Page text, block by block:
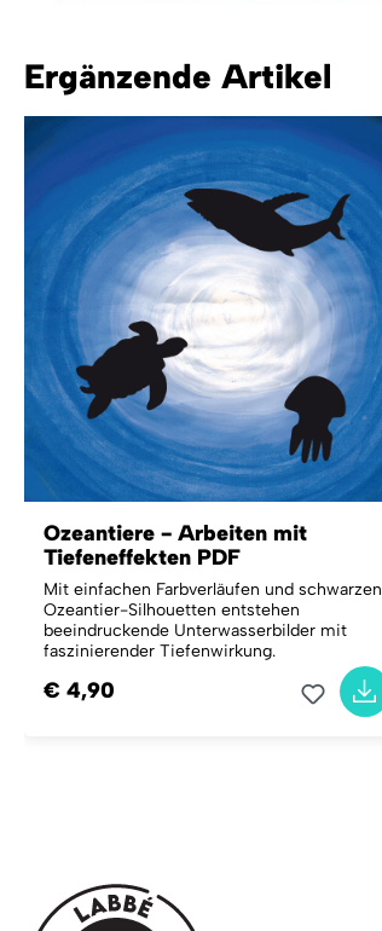
Ergänzende Artikel
Ozeantiere - Arbeiten mit
Tiefeneffekten PDF
Mit einfachen Farbverläufen und schwarzen
Ozeantier-Silhouetten entstehen
beeindruckende Unterwasserbilder mit
faszinierender Tiefenwirkung.
€ 4,90